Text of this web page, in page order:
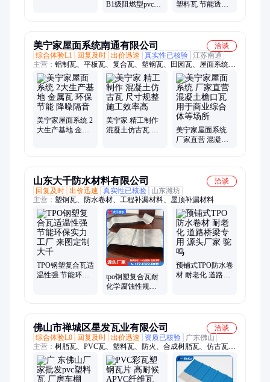
B1级阻燃型pvc塑
塑料瓦 节能透光
美宁家屋面系统南通有限公司
洽谈
综合体验L1
回复及时 出价迅速 真实性已核验 江苏南通
主营： 铝制瓦、平板瓦、复合瓦、塑钢瓦、田园瓦、屋面系统、
复合铝瓦、铝镁锰瓦、金属仿古瓦、复合金属瓦、混凝土屋面
瓦、铝合金仿古瓦
美宁家屋面系统 2
大生产基地 金属
美宁家 精工制作
混凝土仿古瓦 尺
美宁家屋面系统
厂家直营 混凝土
山东大千防水材料有限公司
洽谈
回复及时 出价迅速 真实性已核验
山东潍坊
主营： 塑钢瓦、防水卷材、工程补漏材料、屋顶补漏材料
TPO钢塑复合瓦适
温性强 节能环保
tpo钢塑复合瓦耐
化学腐蚀性规格
预铺式TPO防水卷
材 耐老化 道路桥
佛山市禅城区星发瓦业有限公司
洽谈
综合体验L0
回复及时 出价迅速 资质已核验
广东佛山
主营： 树脂瓦、PVC瓦、塑料瓦、防火、合成树脂瓦、仿古瓦、
屋檐瓦、屋面瓦、仿古一体瓦、防腐、防水、合成树脂瓦配件